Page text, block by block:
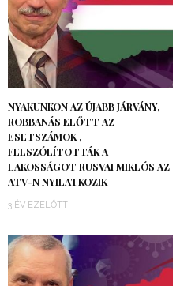
NYAKUNKON AZ ÚJABB JÁRVÁNY,
ROBBANÁS ELŐTT AZ
ESETSZÁMOK ,
FELSZÓLÍTOTTÁK A
LAKOSSÁGOT RUSVAI MIKLÓS AZ
ATV-N NYILATKOZIK
3 ÉV EZELŐTT